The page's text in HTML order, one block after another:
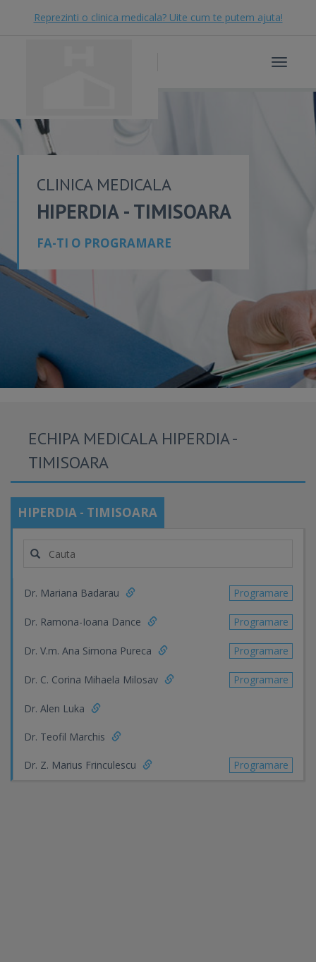
Reprezinti o clinica medicala? Uite cum te putem ajuta!
Toggle
CLINICA MEDICALA
HIPERDIA - TIMISOARA
FA-TI O PROGRAMARE
ECHIPA MEDICALA HIPERDIA -
TIMISOARA
HIPERDIA - TIMISOARA
Dr. Mariana Badarau Programare
Dr. Ramona-Ioana Dance Programare
Dr. V.m. Ana Simona Pureca Programare
Dr. C. Corina Mihaela Milosav Programare
Dr. Alen Luka
Dr. Teofil Marchis
Dr. Z. Marius Frinculescu Programare